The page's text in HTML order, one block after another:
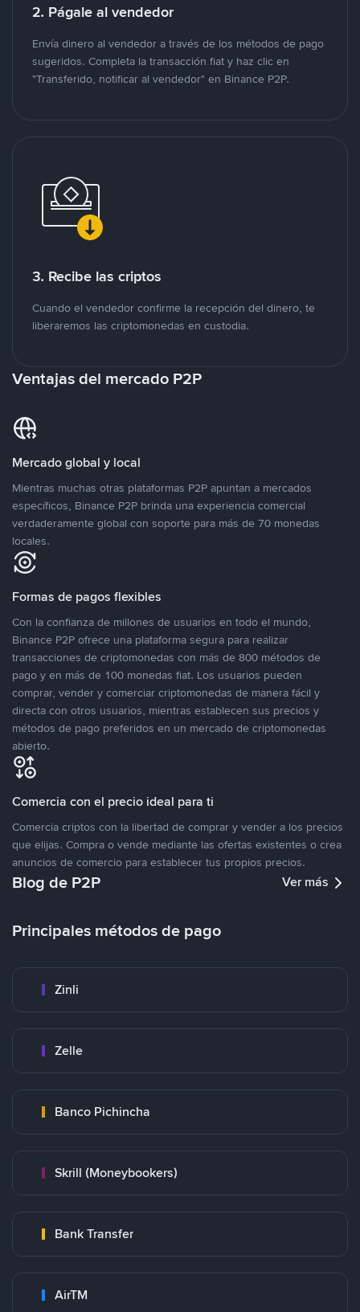
2. Págale al vendedor
Envía dinero al vendedor a través de los métodos de pago
sugeridos. Completa la transacción fiat y haz clic en
"Transferido, notificar al vendedor" en Binance P2P.
3. Recibe las criptos
Cuando el vendedor confirme la recepción del dinero, te
liberaremos las criptomonedas en custodia.
Ventajas del mercado P2P
Mercado global y local
Mientras muchas otras plataformas P2P apuntan a mercados
específicos, Binance P2P brinda una experiencia comercial
verdaderamente global con soporte para más de 70 monedas
locales.
Formas de pagos flexibles
Con la confianza de millones de usuarios en todo el mundo,
Binance P2P ofrece una plataforma segura para realizar
transacciones de criptomonedas con más de 800 métodos de
pago y en más de 100 monedas fiat. Los usuarios pueden
comprar, vender y comerciar criptomonedas de manera fácil y
directa con otros usuarios, mientras establecen sus precios y
métodos de pago preferidos en un mercado de criptomonedas
abierto.
Comercia con el precio ideal para ti
Comercia criptos con la libertad de comprar y vender a los precios
que elijas. Compra o vende mediante las ofertas existentes o crea
anuncios de comercio para establecer tus propios precios.
Blog de P2P Ver más
Principales métodos de pago
Zinli
Zelle
Banco Pichincha
Skrill (Moneybookers)
Bank Transfer
AirTM